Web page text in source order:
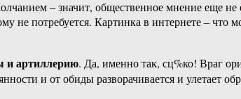
– значит, общественное мнение еще
потребуется. Картинка в интернете – что
и артиллерию. Да, именно так, сц%ко! Враг
и от обиды разворачивается и